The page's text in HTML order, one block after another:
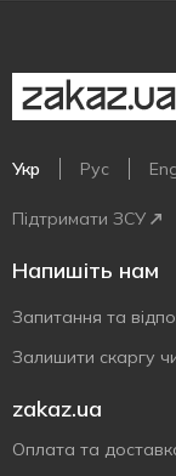
Укр Рус
Підтримати ЗСУ
Напишіть нам
Запитання та
Залишити скаргу
zakaz.ua
Оплата та